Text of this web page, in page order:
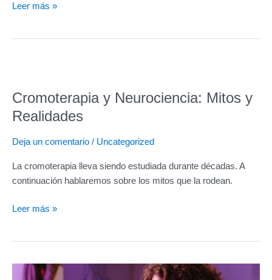
tu
Leer más »
Cromoterapia y Neurociencia: Mitos y
Realidades
Deja un comentario / Uncategorized
La cromoterapia lleva siendo estudiada durante décadas. A
continuación hablaremos sobre los mitos que la rodean.
Neurociencia:
Mitos
Realidades
Leer más »